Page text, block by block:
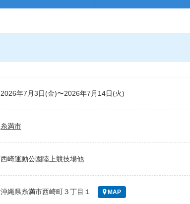
2026年7月3日(金)〜2026年7月14日(火)
糸満市
西崎運動公園陸上競技場他
沖縄県糸満市西崎町３丁目１ MAP